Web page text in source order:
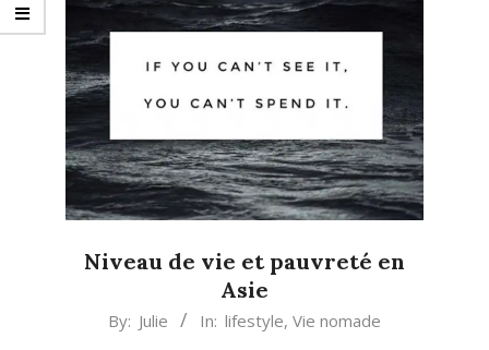
Niveau de vie et pauvreté en
Asie
2018-By: Julie In: lifestyle, Vie nomade